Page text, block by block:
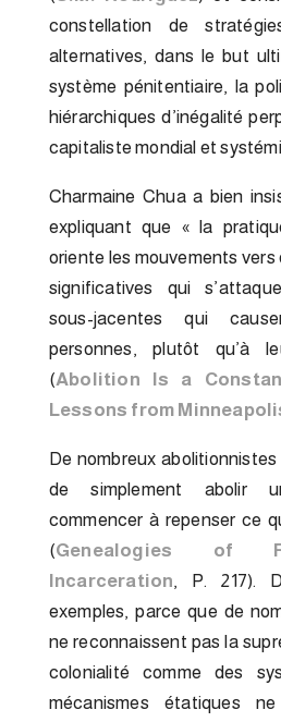
constellation de
alternatives, dans le but
système pénitentiaire, la
hiérarchiques d’inégalité
capitaliste mondial et
Charmaine Chua a bien
expliquant que « la
oriente les mouvements
significatives qui
sous-jacentes qui
personnes, plutôt qu’à
(Abolition Is a
Lessons from
De nombreux
de simplement abolir
commencer à repenser ce
(Genealogies of
Incarceration, P. 217).
exemples, parce que de
ne reconnaissent pas la
colonialité comme des
mécanismes étatiques